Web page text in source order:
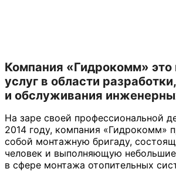
Компания «Гидрокомм» это
услуг в области
и обслуживания
На заре своей профессиональной
2014 году, компания «Гидрокомм»
собой монтажную бригаду,
человек и выполняющую
в сфере монтажа отопительных